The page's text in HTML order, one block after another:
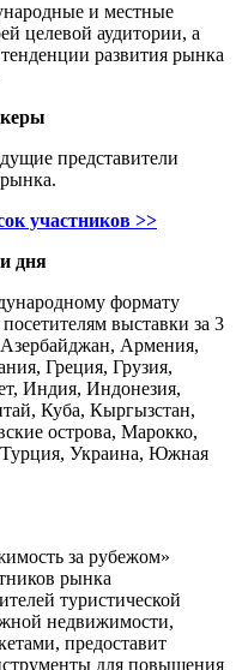
и местные
целевой аудитории, а
развития рынка
представители
участников >>
дня
формату
выставки за 3
Армения,
Греция, Грузия,
Индия, Индонезия,
Куба, Кыргызстан,
острова, Марокко,
Украина, Южная
за рубежом»
рынка
туристической
недвижимости,
предоставит
для повышения